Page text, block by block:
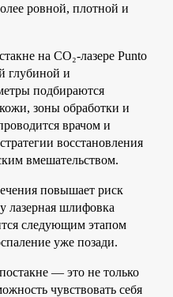
ровной, плотной и
на CO₂-лазере Punto
глубиной и
подбираются
зоны обработки и
врачом и
восстановления
вмешательством.
повышает риск
лазерная шлифовка
следующим этапом
уже позади.
— это не только
чувствовать себя